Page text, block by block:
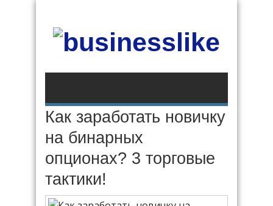
Как заработать новичку
на бинарных
опционах? 3 торговые
тактики!